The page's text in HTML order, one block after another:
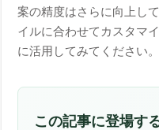
案の精度はさらに向上し
イルに合わせてカスタマ
に活用してみてください。
この記事に登場す